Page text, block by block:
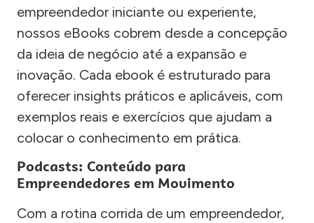
empreendedor iniciante ou experiente,
nossos eBooks cobrem desde a concepção
da ideia de negócio até a expansão e
inovação. Cada ebook é estruturado para
oferecer insights práticos e aplicáveis, com
exemplos reais e exercícios que ajudam a
colocar o conhecimento em prática.
Podcasts: Conteúdo para
Empreendedores em Movimento
Com a rotina corrida de um empreendedor,